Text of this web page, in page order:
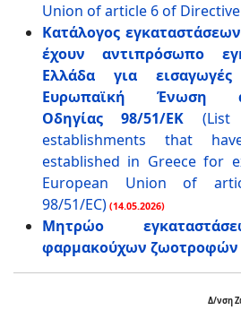
Union of article 6 of Directive
Κατάλογος
έχουν αντιπρόσωπο
Ελλάδα
για
Ευρωπαϊκή
Οδηγίας 98/51/ΕΚ (List
establishments that
established in Greece for
European Union of
98/51/EC) (14.05.2026)
Μητρώο
φαρμακούχων ζωοτροφών
Δ/νση